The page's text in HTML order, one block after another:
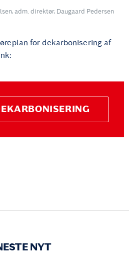
adm. direktør, Daugaard Pedersen
for dekarbonisering af
NYT